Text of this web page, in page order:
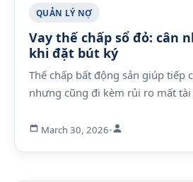
QUẢN LÝ NỢ
Vay thế chấp sổ đỏ: cân
khi đặt bút ký
Thế chấp bất động sản giúp tiếp
nhưng cũng đi kèm rủi ro mất
March 30, 2026•